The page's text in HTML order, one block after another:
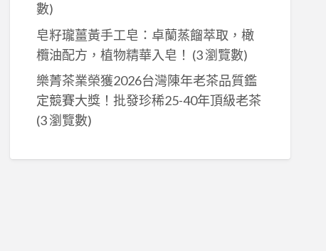
數)
皂籽瓏薑黃手工皂：卓蘭蒸餾萃取，橄
欖油配方，植物精華入皂！ (3 瀏覽數)
樂菁茶業榮獲2026台灣陳年老茶品質鑑
定競賽大獎！批發珍稀25-40年頂級老茶
(3 瀏覽數)